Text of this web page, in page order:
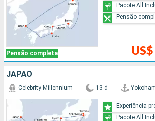
Pensão completa
Pacote All
Pensão
JAPÃO
Celebrity Millennium 13 d
Experiência
Pacote All